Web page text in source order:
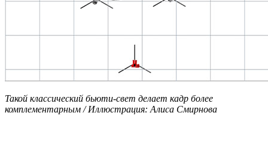
Такой классический бьюти-свет делает кадр более
комплементарным / Иллюстрация: Алиса Смирнова